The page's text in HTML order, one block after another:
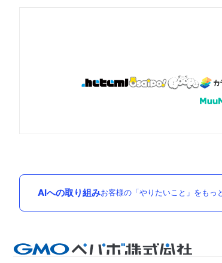
AIへの取り組みお客様の「やりたいこと」をもっ